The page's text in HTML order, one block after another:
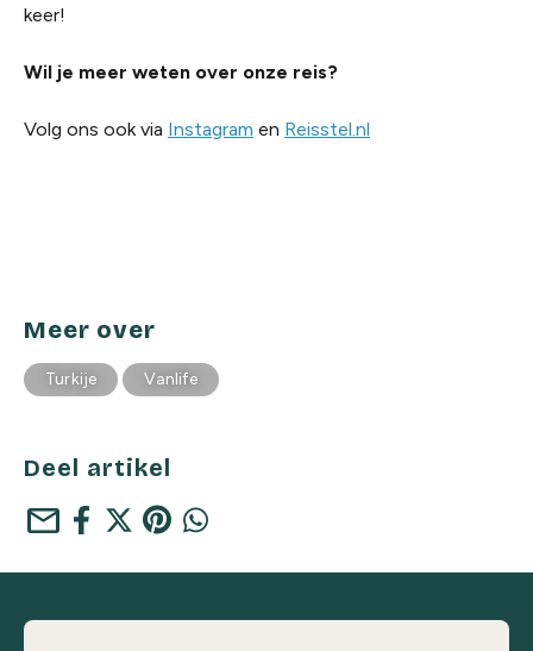
keer!
Wil je meer weten over onze reis?
Volg ons ook via Instagram en Reisstel.nl
Meer over
Turkije Vanlife
Deel artikel
mail